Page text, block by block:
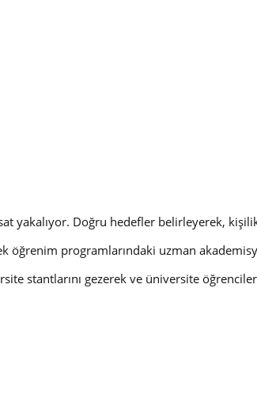
yakalıyor. Doğru hedefler belirleyerek,
programlarındaki uzman
stantlarını gezerek ve üniversite